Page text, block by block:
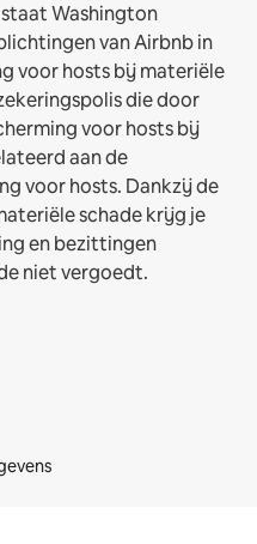
Washington
van Airbnb in
voor hosts bij materiële
die door
voor hosts bij
aan de
voor hosts. Dankzij de
schade krijg je
en bezittingen
niet vergoedt.